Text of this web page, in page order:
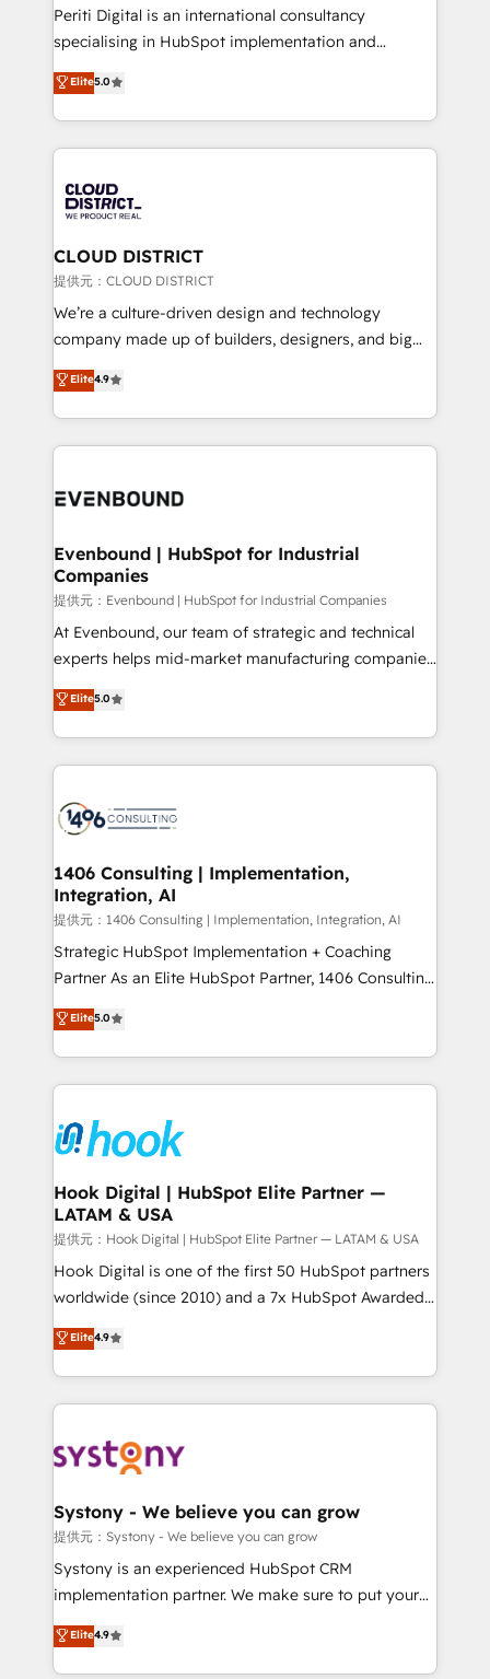
measurable growth. 🌎 Highlights: • 10+ years as a
HubSpot partner. • 2023 Impact Awards: Platform
LATAM 2022, 2023, 2024, 2025. • Partner of the Year
2024. • Organizer of Aliados.ai (AI, marketing & tech
faster, smarter, and with impact.
Periti Digital is an international consultancy
specialising in HubSpot implementation and
Antropic's Claude business transformation, with
offices in Dublin, Munich, Rotterdam, Lisbon, and
New York. We help organisations unlock their full
revenue potential by deeply integrating core
beyond, with HubSpot, and layering Anthropic's
Claude AI across the processes that matter most.
From automating complex workflows to surfacing
insights buried in data, we build intelligent systems
that think, connect, and scale. Our approach goes
beyond configuration. We embed ourselves in our
actually runs, and architect solutions that make
technology work harder — so their people don't
Elite5.0
CLOUD DISTRICT
提供元：CLOUD DISTRICT
We’re a culture-driven design and technology
company made up of builders, designers, and big
thinkers. We blend strategy, design, and
development—always fueled by curiosity—to turn
ideas, opportunities, and challenges into meaningful
experiences. To us, technology is more than just
and—most importantly—simple. That’s why we lean
products and strategies that actually make a
difference.
Elite4.9
Evenbound | HubSpot for Industrial
Companies
提供元：Evenbound | HubSpot for Industrial Companies
At Evenbound, our team of strategic and technical
experts helps mid-market manufacturing companies
achieve real growth. We specialize in delivering
tailored solutions that drive results by leveraging
HubSpot’s platform and data to fuel success.
Technical Solutions: - HubSpot Technical Consulting -
Onboarding - Data Migration & Integrations -
Revenue Operations - Inbound Marketing -
Outbound Marketing - HubSpot CMS Website
Design & Development We empower our clients to
reach their full potential by providing transparent,
relationship-driven support. With over 300 HubSpot
technical know-how and strategic guidance you
need to succeed.
Elite5.0
1406 Consulting | Implementation,
Integration, AI
提供元：1406 Consulting | Implementation, Integration, AI
Strategic HubSpot Implementation + Coaching
Partner As an Elite HubSpot Partner, 1406 Consulting
helps mid-market revenue teams transform how
they sell, market, and serve. We don't just build your
HubSpot—we teach your team to own it, then stay
to help you keep winning. What We Do ⚙️ CRM
Data & Content 📈 Sales & Marketing Alignment +
Revenue Team Enablement 🤖 Breeze AI & Custom
Agent Creation 🔄 Custom Integrations & Data
Migration Why 1406 We become part of your team.
Your team learns while we build. We fix what others
broke. Built for mid-market reality—practical
solutions that work with your actual headcount and
HubSpot partners 🔄 Top 5% globally in client
retention 📅 10+ years of consistent results Who We
beyond spreadsheets into unified systems that
drive real business results.
Elite5.0
Hook Digital | HubSpot Elite Partner —
LATAM & USA
提供元：Hook Digital | HubSpot Elite Partner — LATAM & USA
Hook Digital is one of the first 50 HubSpot partners
worldwide (since 2010) and a 7x HubSpot Awarded
Elite Partner. With 500+ projects across the U.S.,
Brazil, and LATAM, we combine global expertise with
regional experience. Today, we are Brazil’s largest
HubSpot Elite Partner—trusted by companies across
Implementation & Migration Onboarding across all
Station, Freshdesk, Intercom, and more. Custom
objects, automations, and integrations built for
growth. 🚀 AI-Driven GTM Orchestration Unify
HubSpot with LinkedIn, WhatsApp, email, paid
Agent Development Deploy AI agents for
prospecting, follow-ups, service triage, and
Elite4.9
Systony - We believe you can grow
提供元：Systony - We believe you can grow
Systony is an experienced HubSpot CRM
implementation partner. We make sure to put your
organization's needs and goals first and think along
with your organization. We are only satisfied once
you are too. Why Systony? - 20+ years of
Elite4.9